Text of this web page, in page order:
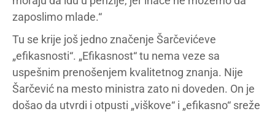
zaposlimo mlade.“
Tu se krije još jedno značenje Šarčevićeve
„efikasnosti“. „Efikasnost“ tu nema veze sa
uspešnim prenošenjem kvalitetnog znanja. Nije
Šarčević na mesto ministra zato ni doveden. On je
došao da utvrdi i otpusti „viškove“ i „efikasno“ sreže